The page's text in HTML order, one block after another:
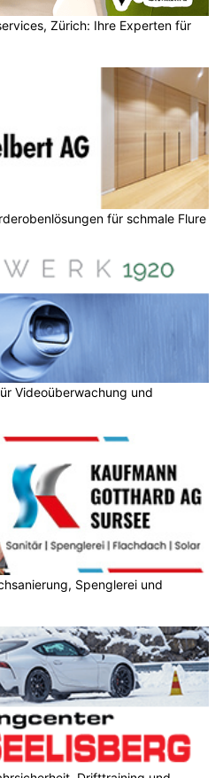
Zürich: Ihre Experten für
für schmale Flure
Videoüberwachung und
Spenglerei und